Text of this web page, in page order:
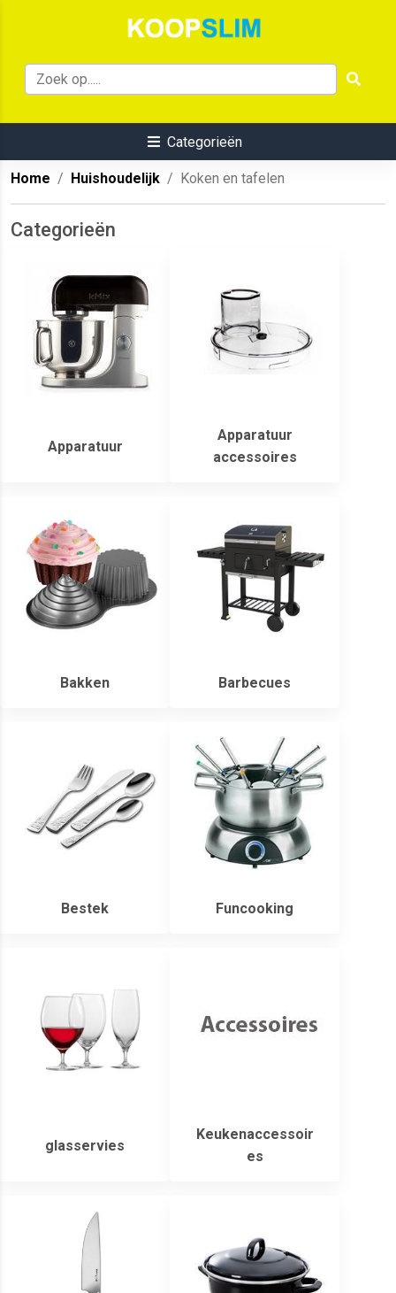
Categorieën
Home Huishoudelijk Koken en tafelen
Categorieën
Apparatuur
Apparatuur
accessoires
Bakken Barbecues
Bestek Funcooking
glasservies
Keukenaccessoir
es